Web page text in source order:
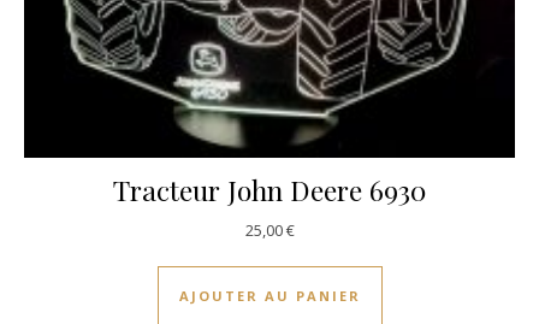
Tracteur John Deere 6930
25,00€
AJOUTER AU PANIER